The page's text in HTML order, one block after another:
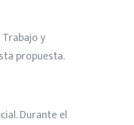
y
propuesta.
Durante el